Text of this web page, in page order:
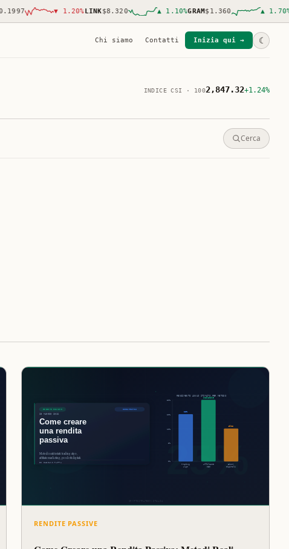
▼ 1.20% LINK$8.320 ▲ 1.10% GRAM$1.360 ▲ 1.70% AVAX
Chi siamo Contatti Inizia qui → ☾
INDICE CSI · 1002,847.32+1.24%
Cerca
RENDITE PASSIVE